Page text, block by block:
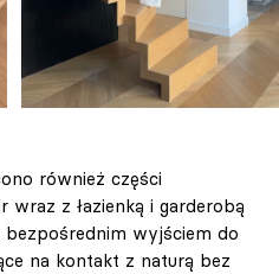
również części
z łazienką i garderobą
wyjściem do
na kontakt z naturą bez